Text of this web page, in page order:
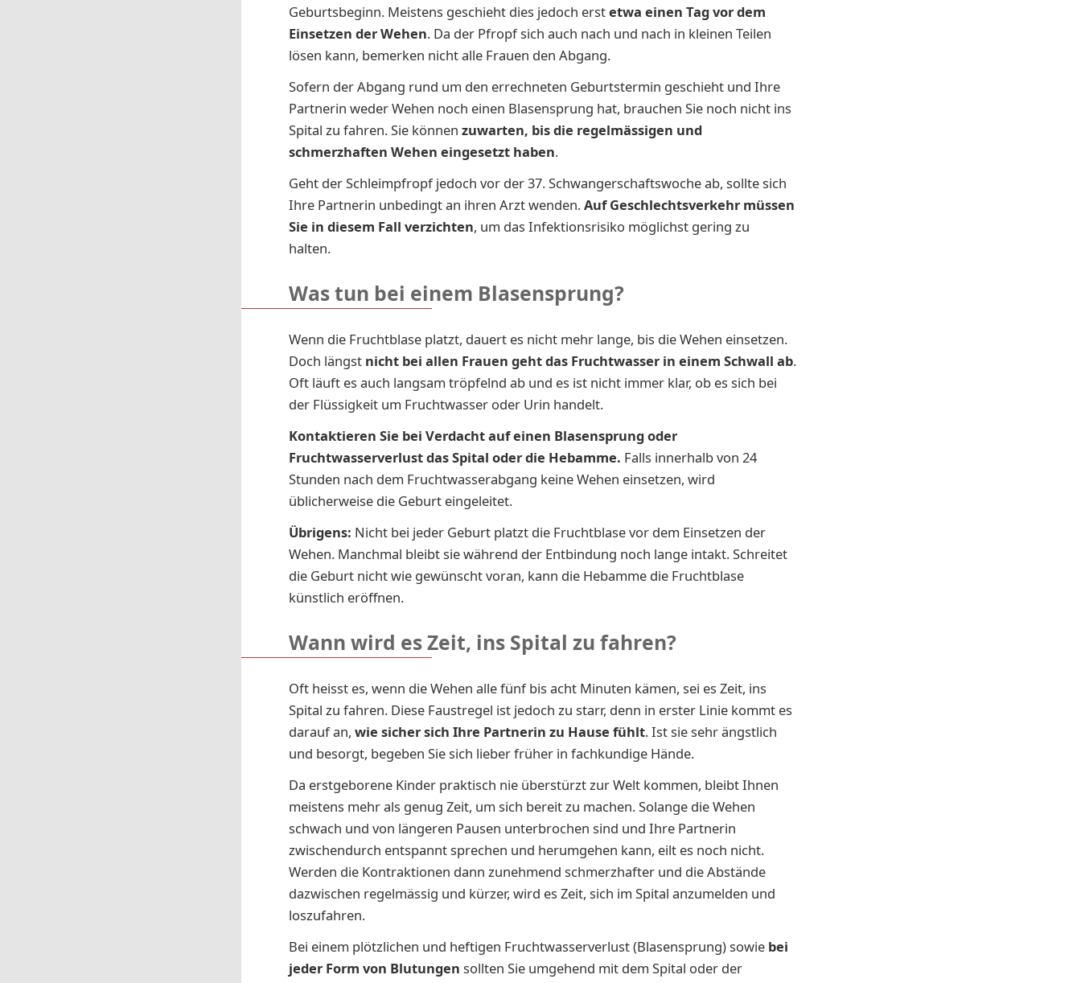
Geburtsbeginn. Meistens geschieht dies jedoch erstetwa einen Tag vor dem
Einsetzen der Wehen. Da der Pfropf sich auch nach und nach in kleinen Teilen
lösen kann, bemerken nicht alle Frauen den Abgang.
Sofern der Abgang rund um den errechneten Geburtstermin geschieht und Ihre
Partnerin weder Wehen noch einen Blasensprung hat, brauchen Sie noch nicht ins
Spital zu fahren. Sie können zuwarten, bis die regelmässigen und
schmerzhaften Wehen eingesetzt haben.
Geht der Schleimpfropf jedoch vor der 37. Schwangerschaftswoche ab, sollte sich
Ihre Partnerin unbedingt an ihren Arzt wenden.Auf Geschlechtsverkehr müssen
Sie in diesem Fall verzichten, um das Infektionsrisiko möglichst gering zu
halten.
Was tun bei einem Blasensprung?
Wenn die Fruchtblase platzt, dauert es nicht mehr lange, bis die Wehen einsetzen.
Doch längst nicht bei allen Frauen geht das Fruchtwasser in einem Schwall ab.
Oft läuft es auch langsam tröpfelnd ab und es ist nicht immer klar, ob es sich bei
der Flüssigkeit um Fruchtwasser oder Urin handelt.
Kontaktieren Sie bei Verdacht auf einen Blasensprung oder
Fruchtwasserverlust das Spital oder die Hebamme. Falls innerhalb von 24
Stunden nach dem Fruchtwasserabgang keine Wehen einsetzen, wird
üblicherweise die Geburt eingeleitet.
Übrigens: Nicht bei jeder Geburt platzt die Fruchtblase vor dem Einsetzen der
Wehen. Manchmal bleibt sie während der Entbindung noch lange intakt. Schreitet
die Geburt nicht wie gewünscht voran, kann die Hebamme die Fruchtblase
künstlich eröffnen.
Wann wird es Zeit, ins Spital zu fahren?
Oft heisst es, wenn die Wehen alle fünf bis acht Minuten kämen, sei es Zeit, ins
Spital zu fahren. Diese Faustregel ist jedoch zu starr, denn in erster Linie kommt es
darauf an, wie sicher sich Ihre Partnerin zu Hause fühlt. Ist sie sehr ängstlich
und besorgt, begeben Sie sich lieber früher in fachkundige Hände.
Da erstgeborene Kinder praktisch nie überstürzt zur Welt kommen, bleibt Ihnen
meistens mehr als genug Zeit, um sich bereit zu machen. Solange die Wehen
schwach und von längeren Pausen unterbrochen sind und Ihre Partnerin
zwischendurch entspannt sprechen und herumgehen kann, eilt es noch nicht.
Werden die Kontraktionen dann zunehmend schmerzhafter und die Abstände
dazwischen regelmässig und kürzer, wird es Zeit, sich im Spital anzumelden und
loszufahren.
Bei einem plötzlichen und heftigen Fruchtwasserverlust (Blasensprung) sowie bei
jeder Form von Blutungen sollten Sie umgehend mit dem Spital oder der